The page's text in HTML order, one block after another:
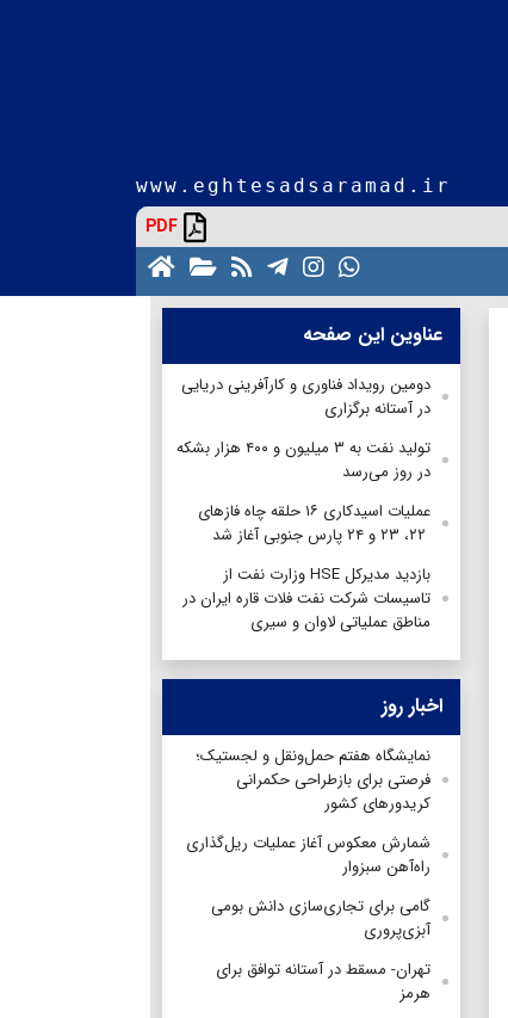
www.eghtesadsaramad.ir
PDF
عناوین این صفحه
دومین رویداد فناوری و کارآفرینی دریایی
در آستانه برگزاری
تولید نفت به ۳ میلیون و ۴۰۰ هزار بشکه
در روز می‌رسد
عملیات اسیدکاری ۱۶ حلقه چاه فازهای
بازدید مدیرکل HSE وزارت نفت از
تاسیسات شرکت نفت فلات قاره ایران در
مناطق عملیاتی لاوان و سیری
اخبار روز
نمایشگاه هفتم حمل‌ونقل و لجستیک؛
فرصتی برای بازطراحی حکمرانی
کریدورهای کشور
شمارش معکوس آغاز عملیات ریل‌گذاری
راه‌آهن سبزوار
گامی برای تجاری‌سازی دانش بومی
آبزی‌پروری
تهران- مسقط در آستانه توافق برای
هرمز